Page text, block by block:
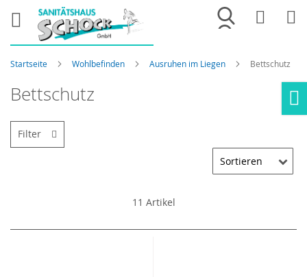
Merkliste
Startseite Wohlbefinden Ausruhen im Liegen Bettschutz
Bettschutz
11 Artikel
Filter